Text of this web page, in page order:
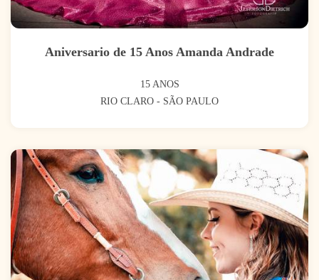
Aniversario de 15 Anos Amanda Andrade
15 ANOS
RIO CLARO - SÃO PAULO